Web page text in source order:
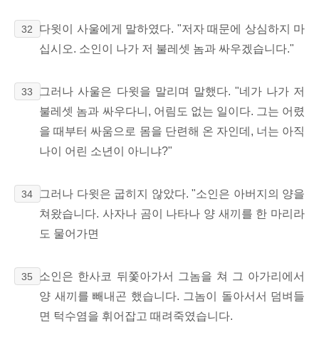
32
다윗이 사울에게 말하였다. "저자 때문에 상심하지 마
십시오. 소인이 나가 저 불레셋 놈과 싸우겠습니다."
33
그러나 사울은 다윗을 말리며 말했다. "네가 나가 저
불레셋 놈과 싸우다니, 어림도 없는 일이다. 그는 어렸
을 때부터 싸움으로 몸을 단련해 온 자인데, 너는 아직
나이 어린 소년이 아니냐?"
34
그러나 다윗은 굽히지 않았다. "소인은 아버지의 양을
쳐왔습니다. 사자나 곰이 나타나 양 새끼를 한 마리라
도 물어가면
35
소인은 한사코 뒤쫓아가서 그놈을 쳐 그 아가리에서
양 새끼를 빼내곤 했습니다. 그놈이 돌아서서 덤벼들
면 턱수염을 휘어잡고 때려죽였습니다.